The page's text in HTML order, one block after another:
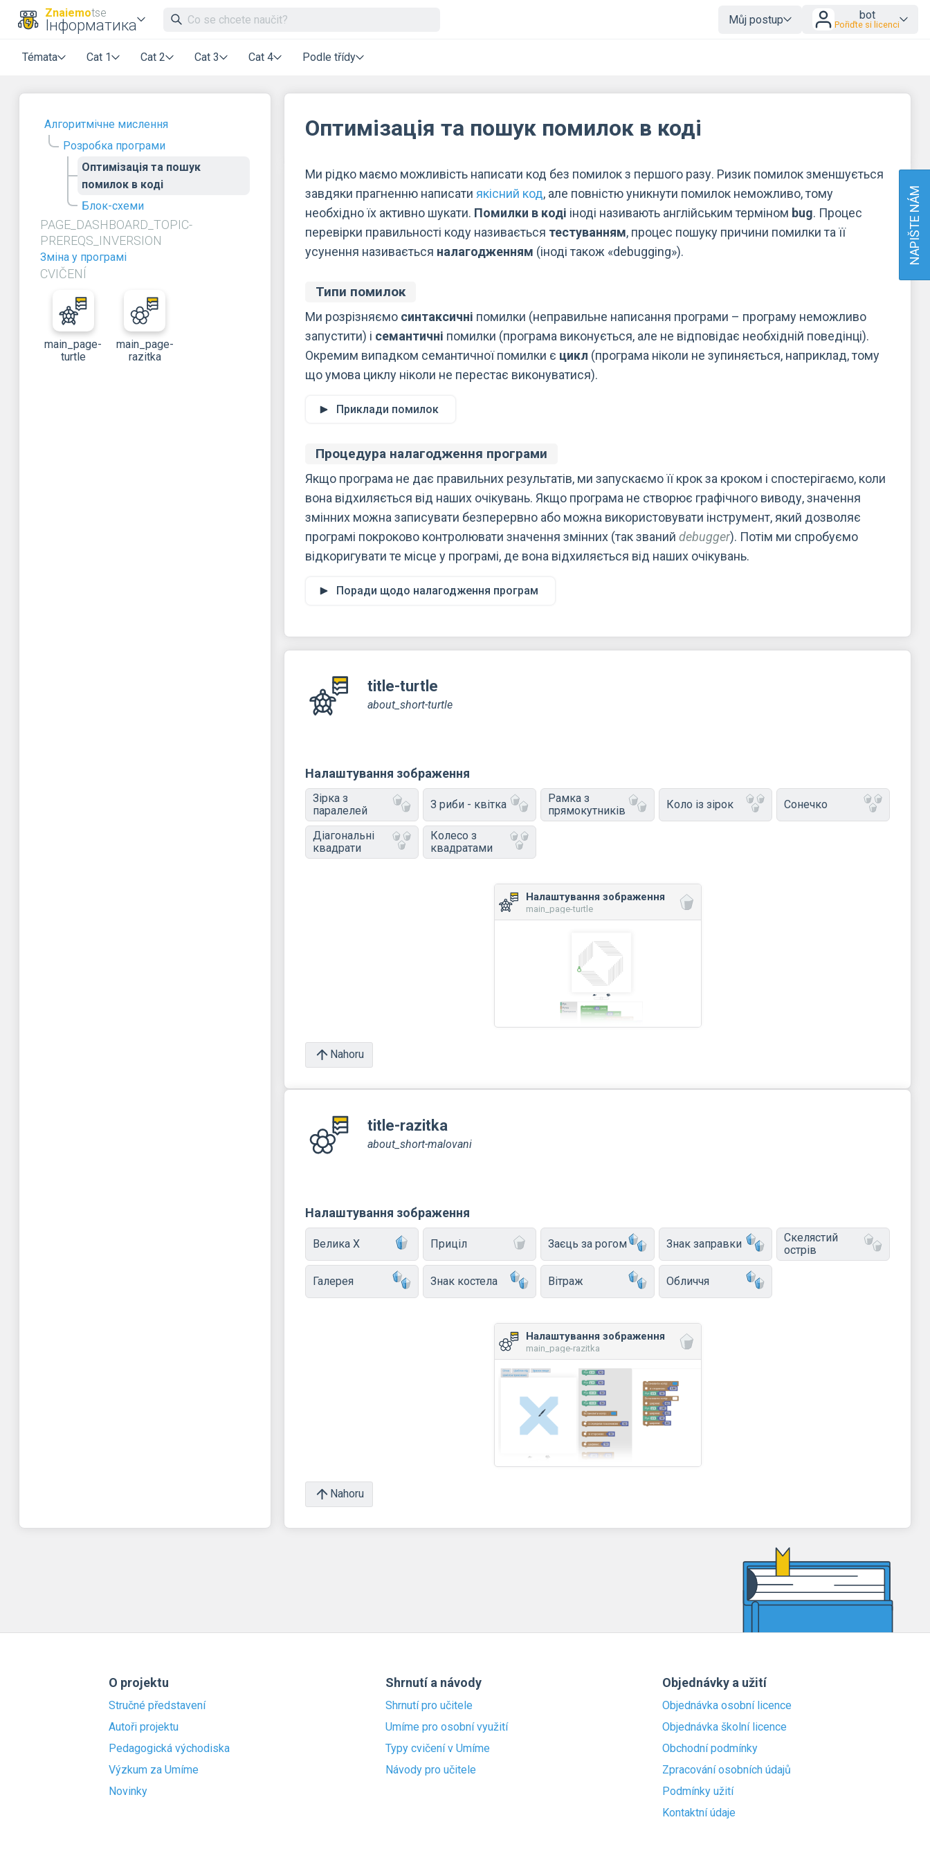
Znaiemotse
Інформатика Můj postup bot
Pořiďte si licenci
Témata Cat 1 Cat 2 Cat 3 Cat 4 Podle třídy
Алгоритмічне мислення
Розробка програми
Оптимізація та пошук
помилок в коді
Блок-схеми
PAGE_DASHBOARD_TOPIC-
PREREQS_INVERSION
Зміна у програмі
CVIČENÍ
main_page-
turtle
main_page-
razitka
Оптимізація та пошук помилок в коді
Ми рідко маємо можливість написати код без помилок з першого разу. Ризик помилок зменшується
завдяки прагненню написати якісний код, але повністю уникнути помилок неможливо, тому
необхідно їх активно шукати. Помилки в коді іноді називають англійським терміном bug. Процес
перевірки правильності коду називається тестуванням, процес пошуку причини помилки та її
усунення називається налагодженням (іноді також «debugging»).
Типи помилок
Ми розрізняємо синтаксичні помилки (неправильне написання програми – програму неможливо
запустити) і семантичні помилки (програма виконується, але не відповідає необхідній поведінці).
Окремим випадком семантичної помилки є цикл (програма ніколи не зупиняється, наприклад, тому
що умова циклу ніколи не перестає виконуватися).
Приклади помилок
Процедура налагодження програми
Якщо програма не дає правильних результатів, ми запускаємо її крок за кроком і спостерігаємо, коли
вона відхиляється від наших очікувань. Якщо програма не створює графічного виводу, значення
змінних можна записувати безперервно або можна використовувати інструмент, який дозволяє
програмі покроково контролювати значення змінних (так званий debugger). Потім ми спробуємо
відкоригувати те місце у програмі, де вона відхиляється від наших очікувань.
Поради щодо налагодження програм
title-turtle
about_short-turtle
Налаштування зображення
Зірка з
паралелей
З риби - квітка
Рамка з
прямокутників
Коло із зірок Сонечко
Діагональні
квадрати
Колесо з
квадратами
Налаштування зображення
main_page-turtle
Nahoru
title-razitka
about_short-malovani
Налаштування зображення
Велика X Приціл Заєць за рогом Знак заправки
Скелястий
острів
Галерея Знак костела Вітраж Обличчя
Налаштування зображення
main_page-razitka
Nahoru
O projektu
Stručné představení
Autoři projektu
Pedagogická východiska
Výzkum za Umíme
Novinky
Shrnutí a návody
Shrnutí pro učitele
Umíme pro osobní využití
Typy cvičení v Umíme
Návody pro učitele
Objednávky a užití
Objednávka osobní licence
Objednávka školní licence
Obchodní podmínky
Zpracování osobních údajů
Podmínky užití
Kontaktní údaje
NAPIŠTE NÁM